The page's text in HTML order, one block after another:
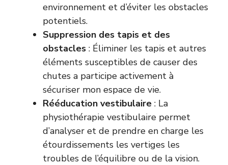
environnement et d’éviter les obstacles
potentiels.
Suppression des tapis et des
obstacles : Éliminer les tapis et autres
éléments susceptibles de causer des
chutes a participe activement à
sécuriser mon espace de vie.
Rééducation vestibulaire : La
physiothérapie vestibulaire permet
d’analyser et de prendre en charge les
étourdissements les vertiges les
troubles de l’équilibre ou de la vision.